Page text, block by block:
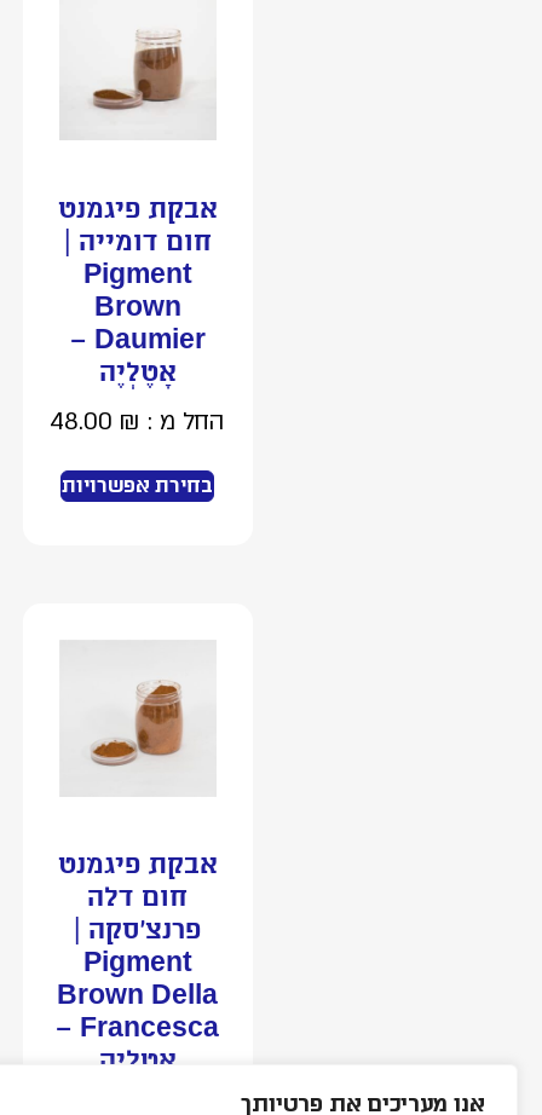
אנו מעריכים את פרטיותך
אבקת פיגמנט
חום דומייה |
Pigment
Brown
Daumier –
אָטֶלְיֶה
החל מ : 48.00₪
בחירת אפשרויות
אבקת פיגמנט
חום דלה
פרנצ’סקה |
Pigment
Brown Della
Francesca –
אָטֶלְיֶה